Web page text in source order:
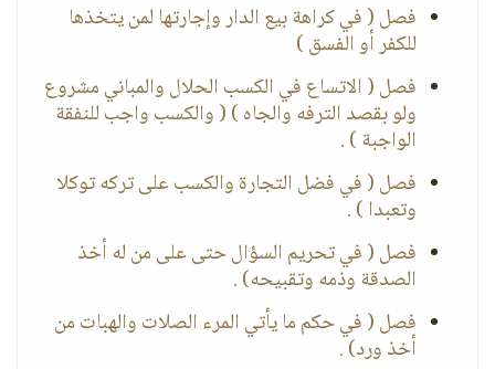
فصل ( في كراهة بيع الدار وإجارتها لمن يتخذها
للكفر أو الفسق )
فصل ( الاتساع في الكسب الحلال والمباني مشروع
ولو بقصد الترفه والجاه ) ( والكسب واجب للنفقة
الواجبة ) .
فصل ( في فضل التجارة والكسب على تركه توكلا
وتعبدا ) .
فصل ( في تحريم السؤال حتى على من له أخذ
الصدقة وذمه وتقبيحه) .
فصل ( في حكم ما يأتي المرء الصلات والهبات من
أخذ ورد) .